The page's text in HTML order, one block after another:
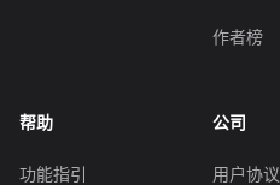
作者榜
帮助
功能指引
公司
用户协议